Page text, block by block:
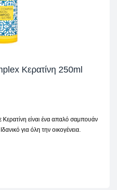
Κερατίνη 250ml
είναι ένα απαλό σαμπουάν
για όλη την οικογένεια.